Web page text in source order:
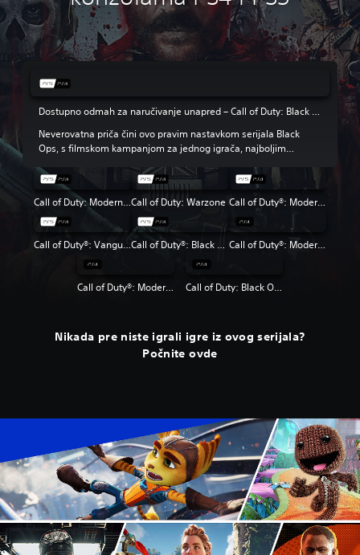
Dostupno odmah za naručivanje unapred – Call of Duty: Black Ops 6
Neverovatna priča čini ovo pravim nastavkom serijala Black
Ops, s filmskom kampanjom za jednog igrača, najboljim
Call of Duty: Modern Warfare IIICall of Duty: Warzone Call of Duty®: Modern Warfare® II
Call of Duty®: Vanguard Call of Duty®: Black Ops Cold War Call of Duty®: Modern Warfare®
Call of Duty®: Modern Warfare® 2 Campaign Remastered Call of Duty: Black Ops 4
Nikada pre niste igrali igre iz ovog serijala?
Počnite ovde